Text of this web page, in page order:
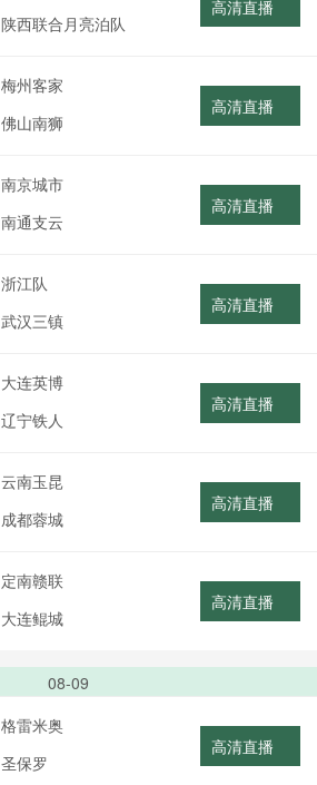
陕西联合月亮泊队
高清直播
梅州客家
佛山南狮
高清直播
南京城市
南通支云
高清直播
浙江队
武汉三镇
高清直播
大连英博
辽宁铁人
高清直播
云南玉昆
成都蓉城
高清直播
定南赣联
大连鲲城
高清直播
08-09
格雷米奥
圣保罗
高清直播